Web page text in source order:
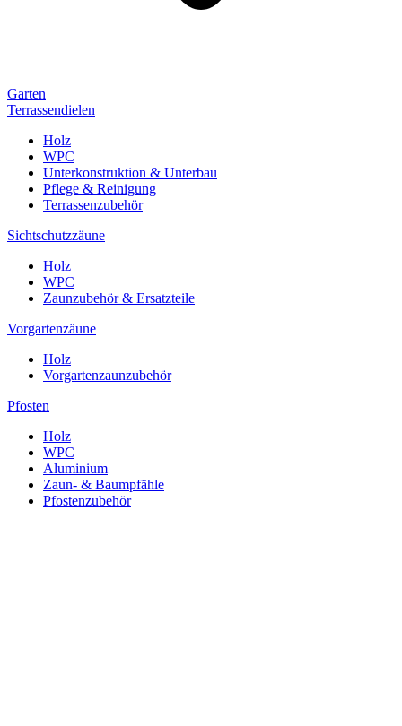
Garten
Terrassendielen
Holz
WPC
Unterkonstruktion & Unterbau
Pflege & Reinigung
Terrassenzubehör
Sichtschutzzäune
Holz
WPC
Zaunzubehör & Ersatzteile
Vorgartenzäune
Holz
Vorgartenzaunzubehör
Pfosten
Holz
WPC
Aluminium
Zaun- & Baumpfähle
Pfostenzubehör